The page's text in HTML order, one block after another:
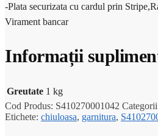
-Plata securizata cu cardul prin
Virament bancar
Informații
Greutate 1 kg
Cod Produs: S410270001042
Etichete: chiuloasa, garnitura,